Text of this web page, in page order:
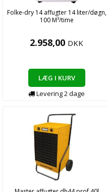
Folke-dry 14 affugter 14 liter/døgn,
100 M³/time
2.958,00 DKK
LÆG I KURV
Levering2dage